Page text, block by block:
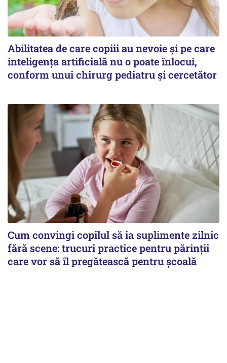
Abilitatea de care copiii au nevoie și pe care
inteligența artificială nu o poate înlocui,
conform unui chirurg pediatru și cercetător
Cum convingi copilul să ia suplimente zilnic
fără scene: trucuri practice pentru părinții
care vor să îl pregătească pentru școală